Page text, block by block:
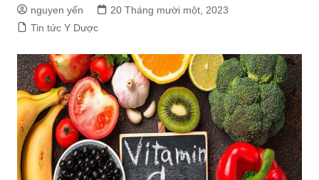
nguyen yến
20 Tháng mười một, 2023
Tin tức Y Dược